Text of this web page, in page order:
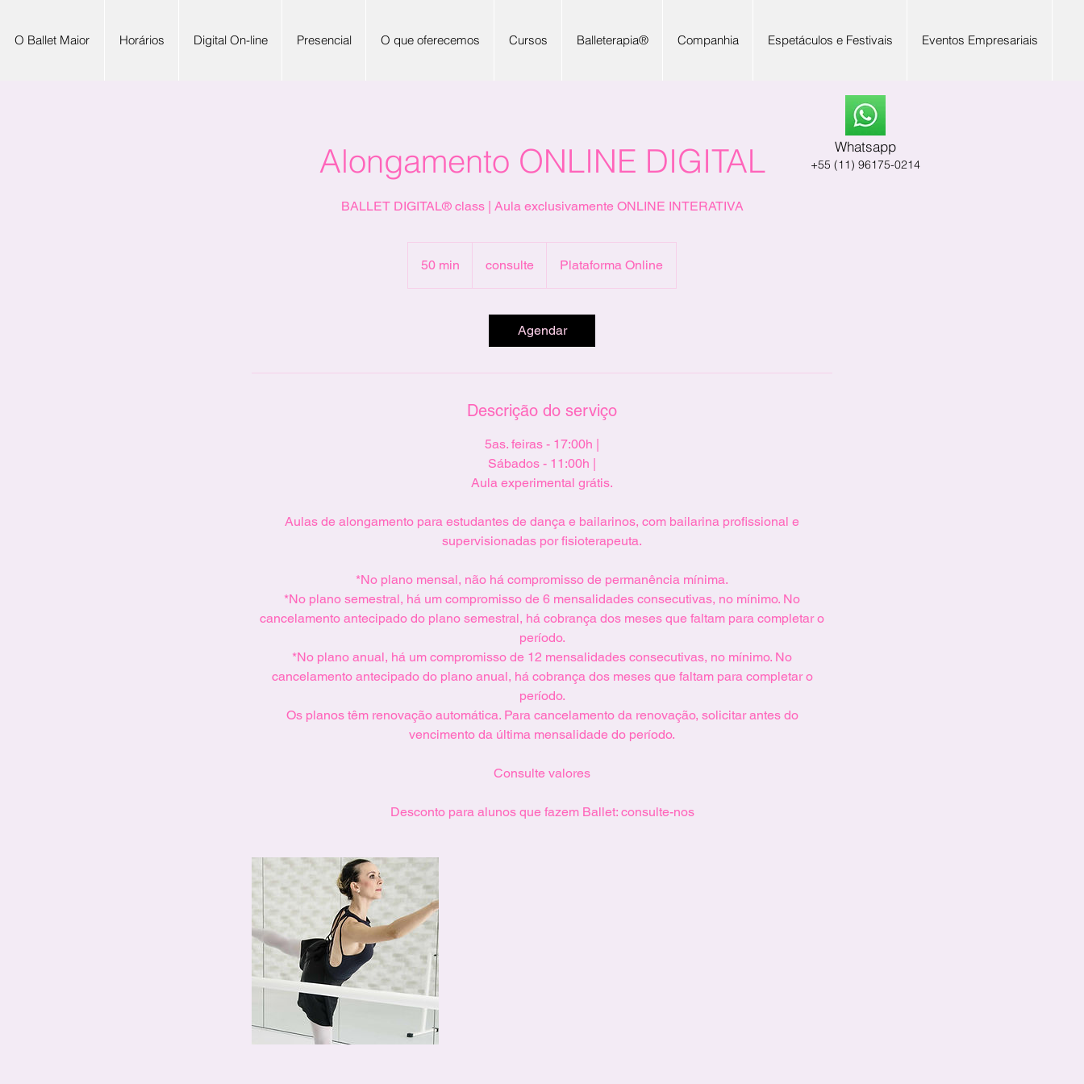
O Ballet Maior Horários Digital On-line Presencial O que oferecemos Cursos Balleterapia® Companhia Espetáculos e Festivais Eventos Empresariais
Alongamento ONLINE DIGITAL
BALLET DIGITAL® class | Aula exclusivamente ONLINE INTERATIVA
50 min
0
consulte Plataforma Online
Agendar
Descrição do serviço
5as. feiras - 17:00h |
Sábados - 11:00h |
Aula experimental grátis.
Aulas de alongamento para estudantes de dança e bailarinos, com bailarina profissional e
supervisionadas por fisioterapeuta.
*No plano mensal, não há compromisso de permanência mínima.
*No plano semestral, há um compromisso de 6 mensalidades consecutivas, no mínimo. No
cancelamento antecipado do plano semestral, há cobrança dos meses que faltam para completar o
período.
*No plano anual, há um compromisso de 12 mensalidades consecutivas, no mínimo. No
cancelamento antecipado do plano anual, há cobrança dos meses que faltam para completar o
período.
Os planos têm renovação automática. Para cancelamento da renovação, solicitar antes do
vencimento da última mensalidade do período.
Consulte valores
Desconto para alunos que fazem Ballet: consulte-nos
Whatsapp
+55 (11) 96175-0214